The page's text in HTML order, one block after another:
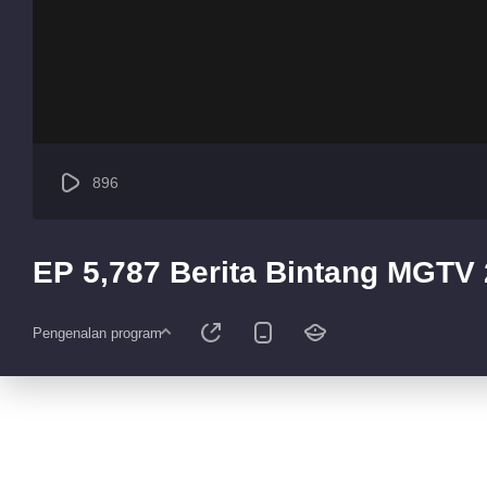
896
EP 5,787 Berita Bintang MGTV
Pengenalan program